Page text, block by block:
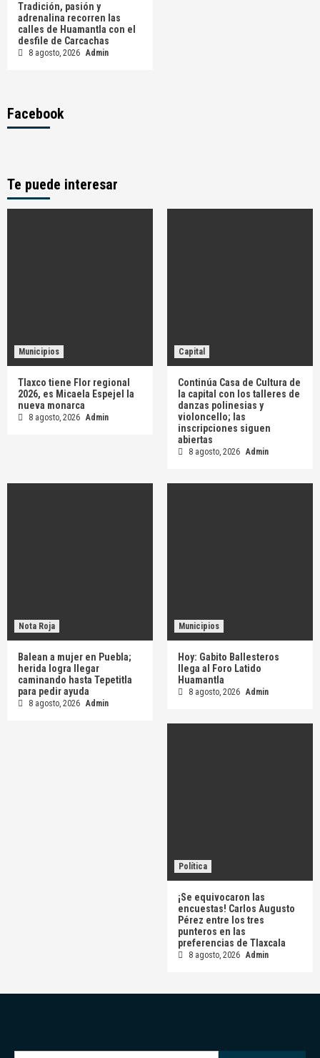
Tradición, pasión y
adrenalina recorren las
calles de Huamantla con el
desfile de Carcachas
8 agosto, 2026 Admin
Facebook
Te puede interesar
Municipios
Tlaxco tiene Flor regional
2026, es Micaela Espejel la
nueva monarca
8 agosto, 2026 Admin
Capital
Continúa Casa de Cultura de
la capital con los talleres de
danzas polinesias y
violoncello; las
inscripciones siguen
abiertas
8 agosto, 2026 Admin
Nota Roja
Balean a mujer en Puebla;
herida logra llegar
caminando hasta Tepetitla
para pedir ayuda
8 agosto, 2026 Admin
Municipios
Hoy: Gabito Ballesteros
llega al Foro Latido
Huamantla
8 agosto, 2026 Admin
Política
¡Se equivocaron las
encuestas! Carlos Augusto
Pérez entre los tres
punteros en las
preferencias de Tlaxcala
8 agosto, 2026 Admin